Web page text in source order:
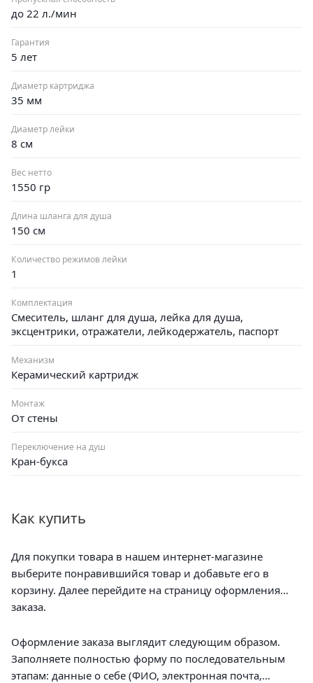
до 22 л./мин
Гарантия
5 лет
Диаметр картриджа
35 мм
Диаметр лейки
8 см
Вес нетто
1550 гр
Длина шланга для душа
150 см
Количество режимов лейки
1
Комплектация
Смеситель, шланг для душа, лейка для душа,
эксцентрики, отражатели, лейкодержатель, паспорт
Механизм
Керамический картридж
Монтаж
От стены
Переключение на душ
Кран-букса
Как купить
Для покупки товара в нашем интернет-магазине
выберите понравившийся товар и добавьте его в
корзину. Далее перейдите на страницу оформления
заказа.
Оформление заказа выглядит следующим образом.
Заполняете полностью форму по последовательным
этапам: данные о себе (ФИО, электронная почта,